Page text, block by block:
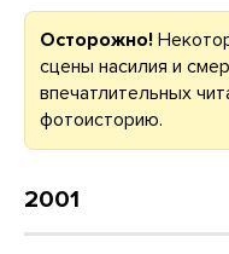
Осторожно!
сцены насилия и
впечатлительных
фотоисторию.
2001